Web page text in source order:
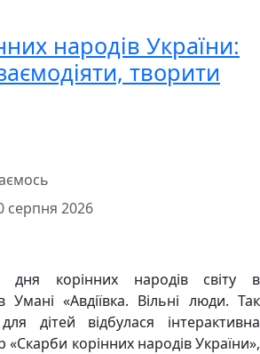
народів України:
творити
серпня 2026
дня корінних народів світу в
Умані «Авдіївка. Вільні люди. Так
дітей відбулася інтерактивна
«Скарби корінних народів України»,